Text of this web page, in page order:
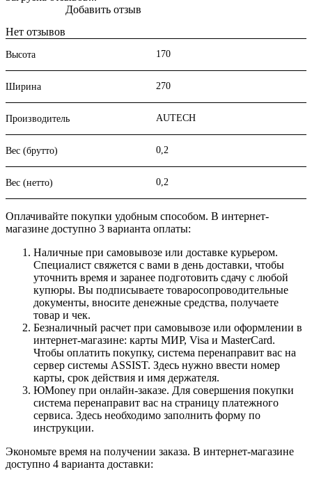
Нет отзывов
Добавить отзыв
Высота 170
Ширина 270
Производитель AUTECH
Вес (брутто) 0,2
Вес (нетто) 0,2
Оплачивайте покупки удобным способом. В интернет-
магазине доступно 3 варианта оплаты:
Наличные при самовывозе или доставке курьером.
Специалист свяжется с вами в день доставки, чтобы
уточнить время и заранее подготовить сдачу с любой
купюры. Вы подписываете товаросопроводительные
документы, вносите денежные средства, получаете
товар и чек.
Безналичный расчет при самовывозе или оформлении в
интернет-магазине: карты МИР, Visa и MasterCard.
Чтобы оплатить покупку, система перенаправит вас на
сервер системы ASSIST. Здесь нужно ввести номер
карты, срок действия и имя держателя.
ЮMoney при онлайн-заказе. Для совершения покупки
система перенаправит вас на страницу платежного
сервиса. Здесь необходимо заполнить форму по
инструкции.
Экономьте время на получении заказа. В интернет-магазине
доступно 4 варианта доставки: